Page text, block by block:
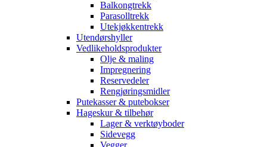
Balkongtrekk
Parasolltrekk
Utekjøkkentrekk
Utendørshyller
Vedlikeholdsprodukter
Olje & maling
Impregnering
Reservedeler
Rengjøringsmidler
Putekasser & putebokser
Hageskur & tilbehør
Lager & verktøyboder
Sidevegg